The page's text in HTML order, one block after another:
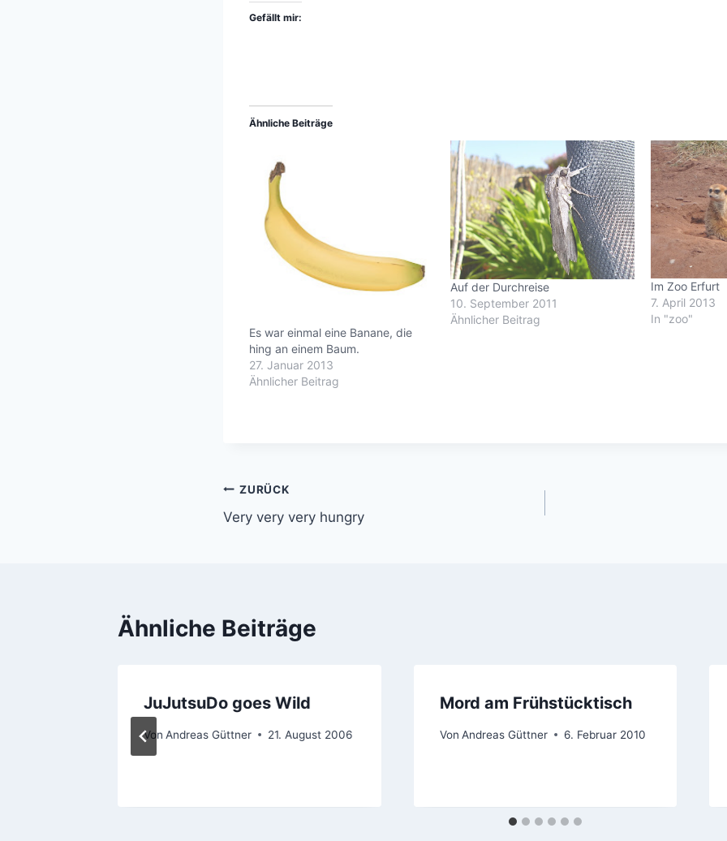
Gefällt mir:
Ähnliche Beiträge
Es war einmal eine Banane, die
hing an einem Baum.
27. Januar 2013
Ähnlicher Beitrag
Auf der Durchreise
10. September 2011
Ähnlicher Beitrag
Im Zoo Erfurt
7. April 2013
In "zoo"
Beitragsnavigation
ZURÜCK
Very very very hungry
Ähnliche Beiträge
JuJutsuDo goes Wild
Von Andreas Güttner 21. August 2006
Mord am Frühstücktisch
Von Andreas Güttner 6. Februar 2010